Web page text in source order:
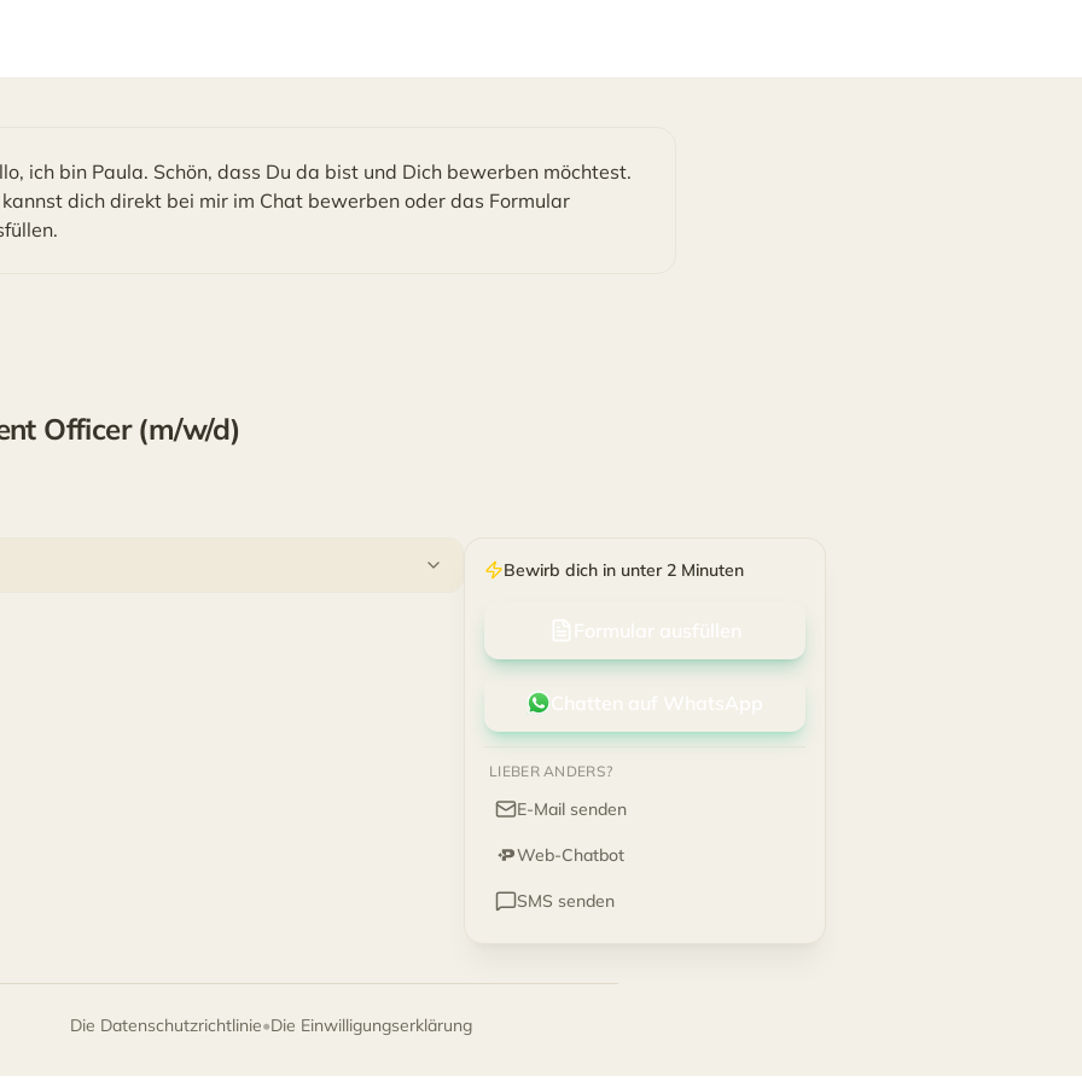
ich bin Paula. Schön, dass Du da bist und Dich bewerben möchtest.
kannst dich direkt bei mir im Chat bewerben oder das Formular
Officer (m/w/d)
Bewirb dich in unter 2 Minuten
Formular ausfüllen
Chatten auf WhatsApp
LIEBER ANDERS?
E-Mail senden
Web-Chatbot
SMS senden
die Datenschutzrichtlinie• die Einwilligungserklärung